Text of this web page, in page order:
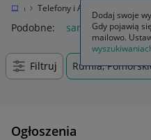
Telefony i Akcesoria
Podobne: samsung s25
Filtruj Rumia,
Ogłoszenia
Dodaj swoje
Gdy pojawią
mailowo.